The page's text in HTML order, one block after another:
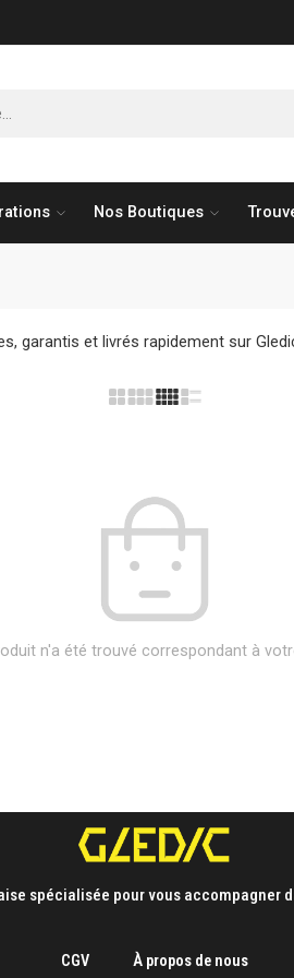
Nos Boutiques
garantis et livrés rapidement sur
n'a été trouvé correspondant à
spécialisée pour vous accompagner
CGV À propos de nous